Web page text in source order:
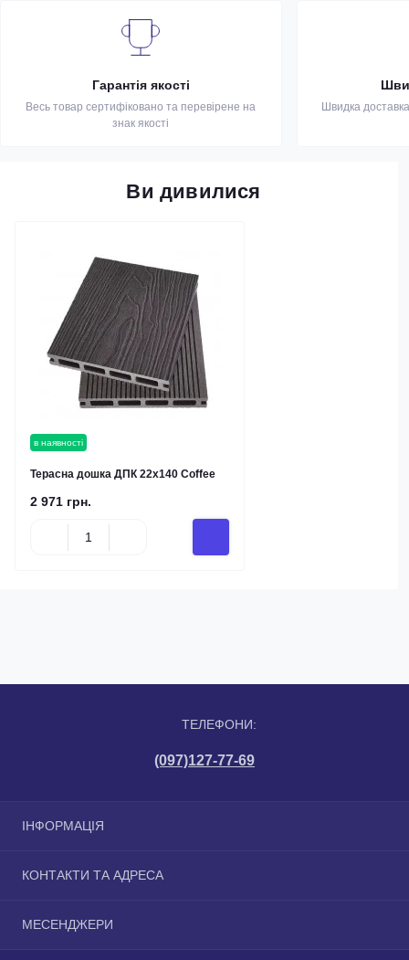
Гарантія якості
Весь товар сертифіковано та перевірене на
знак якості
Швидка
Ви дивилися
в наявності
Терасна дошка ДПК 22x140 Coffee
2 971 грн.
ТЕЛЕФОНИ:
(097)127-77-69
ІНФОРМАЦІЯ
Доставка
Умови угоди
КОНТАКТИ ТА АДРЕСА
МЕСЕНДЖЕРИ